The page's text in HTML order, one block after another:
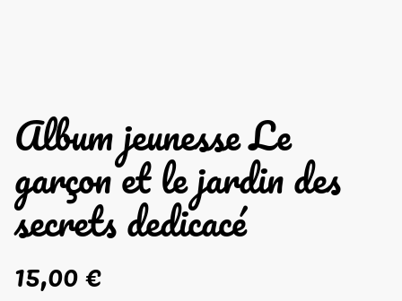
Album jeunesse Le
garçon et le jardin des
secrets dedicacé
15,00 €